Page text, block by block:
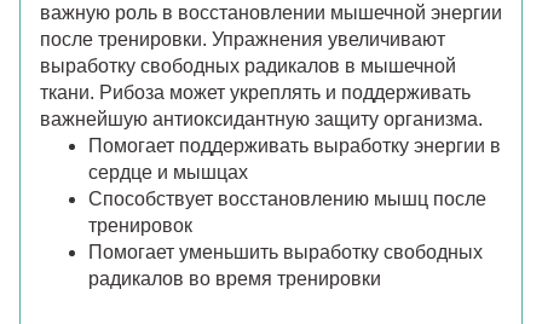
важную роль в восстановлении мышечной энергии
после тренировки. Упражнения увеличивают
выработку свободных радикалов в мышечной
ткани. Рибоза может укреплять и поддерживать
важнейшую антиоксидантную защиту организма.
Помогает поддерживать выработку энергии в
сердце и мышцах
Способствует восстановлению мышц после
тренировок
Помогает уменьшить выработку свободных
радикалов во время тренировки